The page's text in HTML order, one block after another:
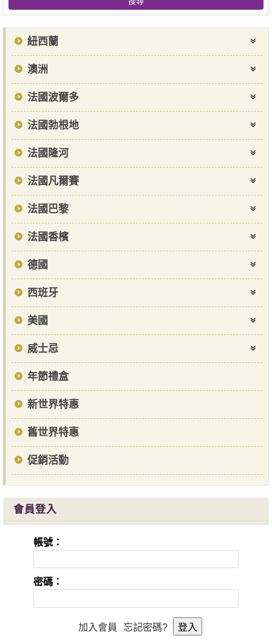
紐西蘭
澳洲
法國波爾多
法國勃根地
法國隆河
法國凡爾賽
法國巴黎
法國香檳
德國
西班牙
美國
威士忌
年節禮盒
新世界特惠
舊世界特惠
促銷活動
會員登入
帳號：
密碼：
加入會員 忘記密碼?